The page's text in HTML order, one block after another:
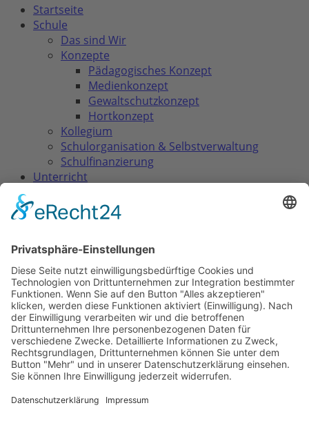
Close
Menu
Startseite
Schule
Das sind Wir
Konzepte
Pädagogisches Konzept
Medienkonzept
Gewaltschutzkonzept
Hortkonzept
Kollegium
Schulorganisation & Selbstverwaltung
Schulfinanzierung
Unterricht
Lehrplan & Abschlüsse
Klassenstufen
Elternwegweiser
Aufnahme
Einführende Elternabende
Schulgeld
Elternmitarbeit
Downloads & Formulare
Schulleben
Tagebuch (Rückblicke)
Feste
Schule mit Vielfalt